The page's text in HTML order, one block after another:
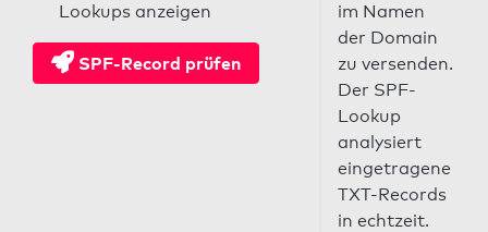
Lookups anzeigen
SPF-Record prüfen
im Namen
der Domain
zu versenden.
Der SPF-
Lookup
analysiert
eingetragene
TXT-Records
in echtzeit.